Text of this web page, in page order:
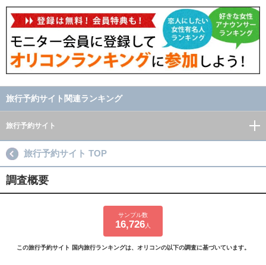
旅行予約サイト関連ランキング
旅行予約サイト
旅行予約サイト TOP
調査概要
サンプル数
16,726 人
この旅行予約サイト 国内旅行ランキングは、オリコンの以下の調査に基づいています。